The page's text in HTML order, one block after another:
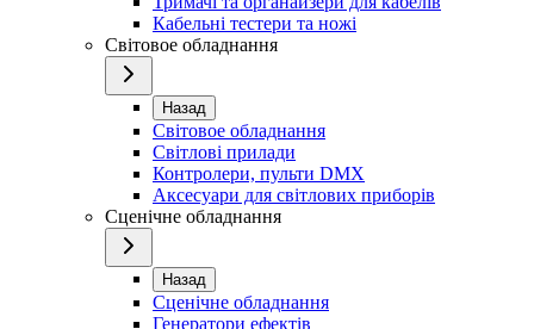
Кабельні тестери та ножі
Світовое обладнання
Назад
Світовое обладнання
Світлові прилади
Контролери, пульти DMX
Аксесуари для світлових приборів
Сценічне обладнання
Назад
Сценічне обладнання
Генератори ефектів